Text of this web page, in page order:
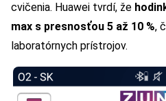
cvičenia. Huawei tvrdí, že
max s presnosťou 5 až 10 %,
laboratórnych prístrojov.